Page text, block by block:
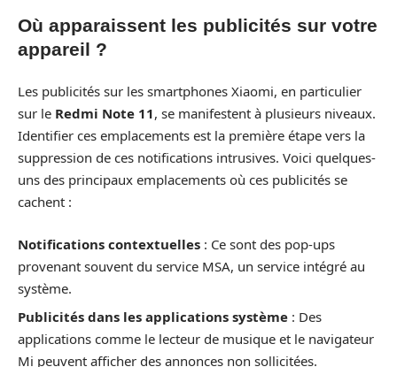
Où apparaissent les publicités sur votre
appareil ?
Les publicités sur les smartphones Xiaomi, en particulier
sur le Redmi Note 11, se manifestent à plusieurs niveaux.
Identifier ces emplacements est la première étape vers la
suppression de ces notifications intrusives. Voici quelques-
uns des principaux emplacements où ces publicités se
cachent :
Notifications contextuelles : Ce sont des pop-ups
provenant souvent du service MSA, un service intégré au
système.
Publicités dans les applications système : Des
applications comme le lecteur de musique et le navigateur
Mi peuvent afficher des annonces non sollicitées.